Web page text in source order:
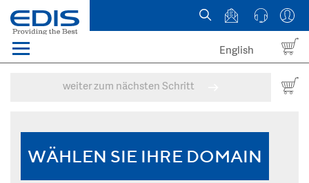
Menü
Domains
News
English
weiter zum nächsten Schritt
WÄHLEN SIE IHRE DOMAIN